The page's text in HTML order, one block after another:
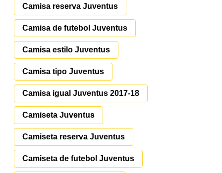
Camisa reserva Juventus
Camisa de futebol Juventus
Camisa estilo Juventus
Camisa tipo Juventus
Camisa igual Juventus 2017-18
Camiseta Juventus
Camiseta reserva Juventus
Camiseta de futebol Juventus